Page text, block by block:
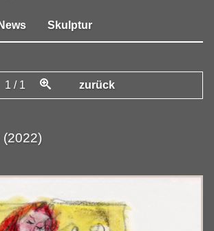
News Skulptur
1 / 1 zurück
(2022)